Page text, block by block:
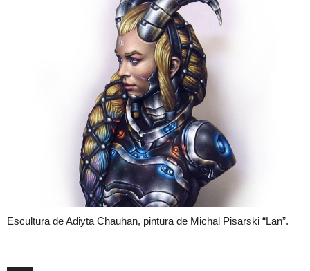
Escultura de Adiyta Chauhan, pintura de Michal Pisarski “Lan”.